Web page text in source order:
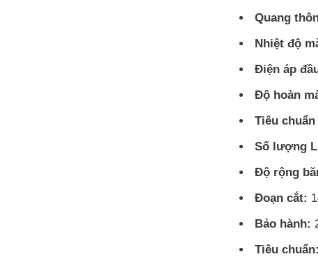
Quang
Nhiệt độ
Điện áp
Độ hoàn
Tiêu chuẩn
Số lượng
Độ rộng
Đoạn cắt:
Bảo hành:
Tiêu chuẩn: